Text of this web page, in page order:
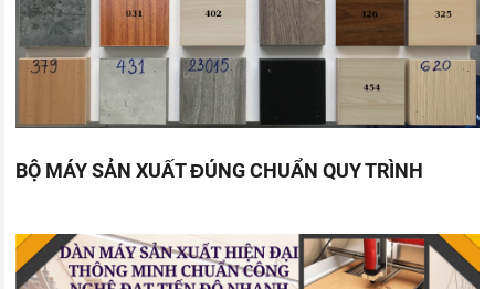
BỘ MÁY SẢN XUẤT ĐÚNG CHUẨN QUY TRÌNH